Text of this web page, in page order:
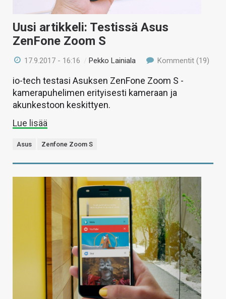
Uusi artikkeli: Testissä Asus
ZenFone Zoom S
17.9.2017 - 16:16 /Pekko Lainiala Kommentit (19)
io-tech testasi Asuksen ZenFone Zoom S -
kamerapuhelimen erityisesti kameraan ja
akunkestoon keskittyen.
Lue lisää
Asus Zenfone Zoom S